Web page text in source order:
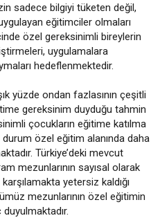
sadece bilgiyi tüketen değil,
eğitimciler olmaları
özel gereksinimli bireylerin
uygulamalara
hedeflenmektedir.
yüzde ondan fazlasının çeşitli
gereksinim duyduğu tahmin
çocukların eğitime katılma
özel eğitim alanında daha
Türkiye’deki mevcut
mezunlarının sayısal olarak
yetersiz kaldığı
mezunlarının özel eğitimin